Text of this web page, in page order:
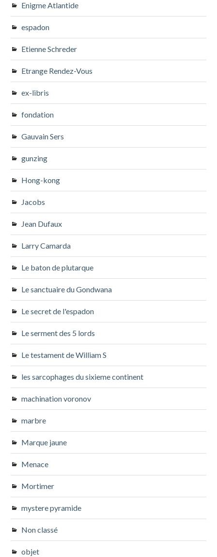
Enigme Atlantide
espadon
Etienne Schreder
Etrange Rendez-Vous
ex-libris
fondation
Gauvain Sers
gunzing
Hong-kong
Jacobs
Jean Dufaux
Larry Camarda
Le baton de plutarque
Le sanctuaire du Gondwana
Le secret de l'espadon
Le serment des 5 lords
Le testament de William S
les sarcophages du sixieme continent
machination voronov
marbre
Marque jaune
Menace
Mortimer
mystere pyramide
Non classé
objet